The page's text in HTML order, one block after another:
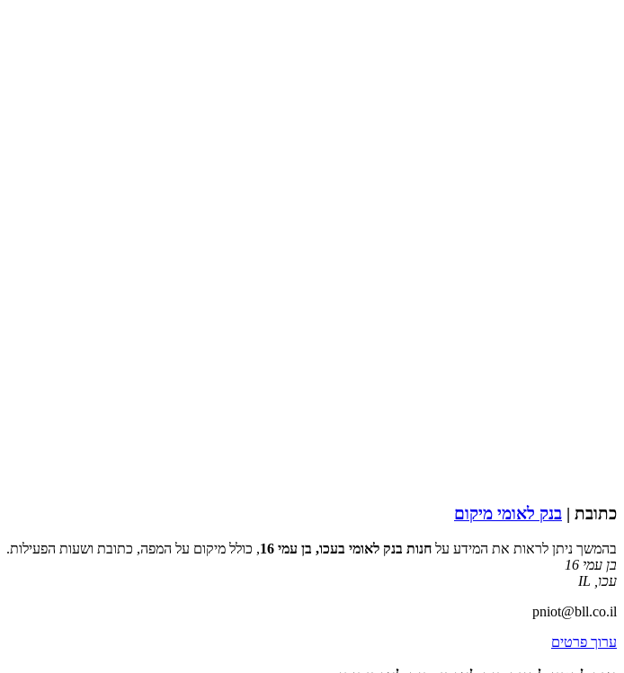
כתובת | בנק לאומי מיקום
בהמשך ניתן לראות את המידע על חנות בנק לאומי בעכו, בן עמי 16
, כולל מיקום על המפה, כתובת ושעות הפעילות.
בן עמי 16
עכו IL
pniot@bll.co.il
ערוך פרטים